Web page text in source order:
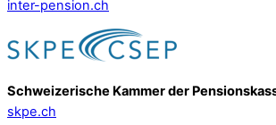
inter-pension.ch
Schweizerische Kammer der
skpe.ch